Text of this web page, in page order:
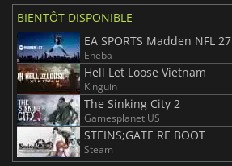
BIENTÔT DISPONIBLE
EA SPORTS Madden NFL 27
Eneba
Hell Let Loose Vietnam
Kinguin
The Sinking City 2
Gamesplanet US
STEINS;GATE RE BOOT
Steam